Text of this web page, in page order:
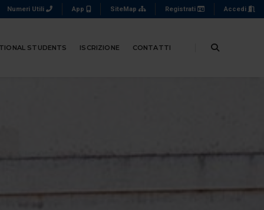
Numeri Utili App SiteMap Registrati Accedi
STUDENTS ISCRIZIONE CONTATTI